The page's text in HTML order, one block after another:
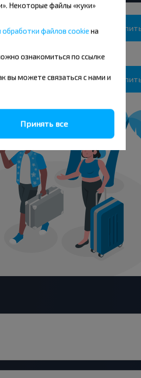
Некоторые файлы «куки»
файлов cookie на
ознакомиться по ссылке
вы можете связаться с нами и
Принять все